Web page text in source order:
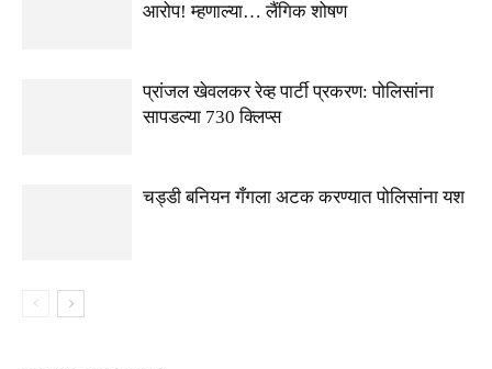
आरोप! म्हणाल्या… लैंगिक शोषण
प्रांजल खेवलकर रेव्ह पार्टी प्रकरण: पोलिसांना
सापडल्या 730 क्लिप्स
चड्डी बनियन गँगला अटक करण्यात पोलिसांना यश